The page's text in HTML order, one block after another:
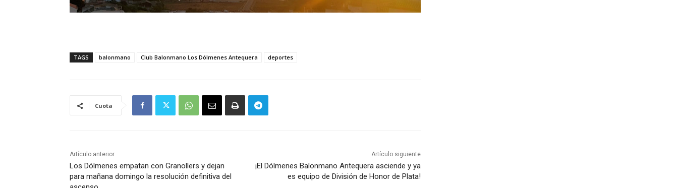
TAGS balonmano Club Balonmano Los Dólmenes Antequera deportes
Cuota
Artículo anterior
Los Dólmenes empatan con Granollers y dejan
para mañana domingo la resolución definitiva del
Artículo siguiente
¡El Dólmenes Balonmano Antequera asciende y ya
es equipo de División de Honor de Plata!